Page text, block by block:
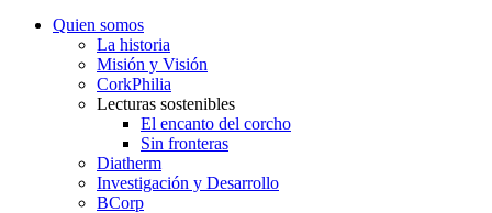
Quien somos
La historia
Misión y Visión
CorkPhilia
Lecturas sostenibles
El encanto del corcho
Sin fronteras
Diatherm
Investigación y Desarrollo
BCorp